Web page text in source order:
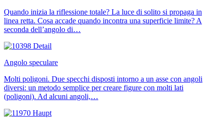
Quando inizia la riflessione totale? La luce di solito si propaga in
linea retta. Cosa accade quando incontra una superficie limite? A
seconda dell’angolo di…
Angolo speculare
Molti poligoni. Due specchi disposti intorno a un asse con angoli
diversi: un metodo semplice per creare figure con molti lati
(poligoni). Ad alcuni angoli,…